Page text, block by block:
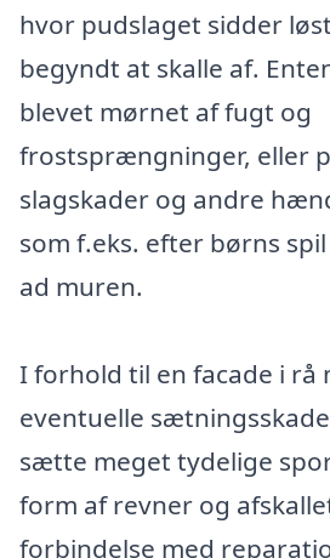
hvor pudslaget sidder
begyndt at skalle af.
blevet mørnet af fugt og
frostsprængninger, eller
slagskader og andre
som f.eks. efter børns
ad muren.
I forhold til en facade i rå
eventuelle
sætte meget tydelige
form af revner og
forbindelse med